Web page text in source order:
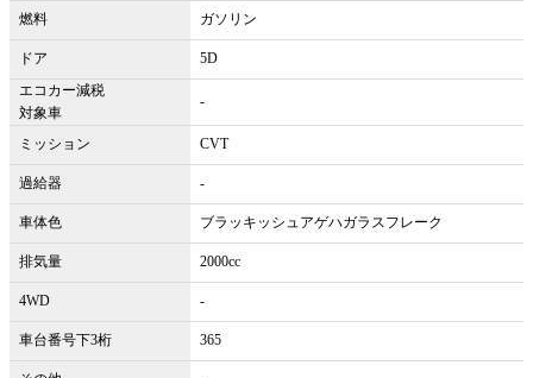
燃料 ガソリン
ドア
5D
エコカー減税
対象車
-
ミッション CVT
過給器 -
車体色 ブラッキッシュアゲハガラスフレーク
排気量 2000cc
4WD -
車台番号下3桁 365